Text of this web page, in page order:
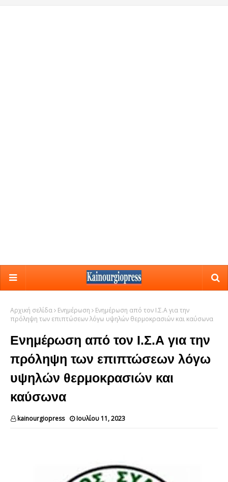
Αρχική σελίδα Ενημέρωση
Ενημέρωση από τον Ι.Σ.Α για την
πρόληψη των επιπτώσεων λόγω υψηλών θερμοκρασιών και καύσωνα
Ενημέρωση από τον Ι.Σ.Α για την
πρόληψη των επιπτώσεων λόγω
υψηλών θερμοκρασιών και
καύσωνα
kainourgiopress Ιουλίου 11, 2023